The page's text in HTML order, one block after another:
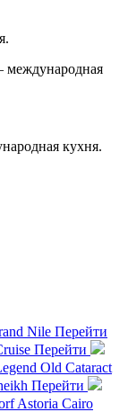
кухня.
Nile Перейти
Перейти
Old Cataract
Перейти
Astoria Cairo